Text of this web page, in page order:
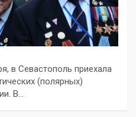
в Севастополь приехала
(полярных)
В…